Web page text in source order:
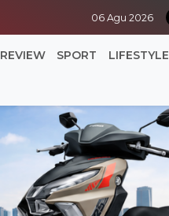
06 Agu 2026
REVIEW SPORT LIFESTYLE